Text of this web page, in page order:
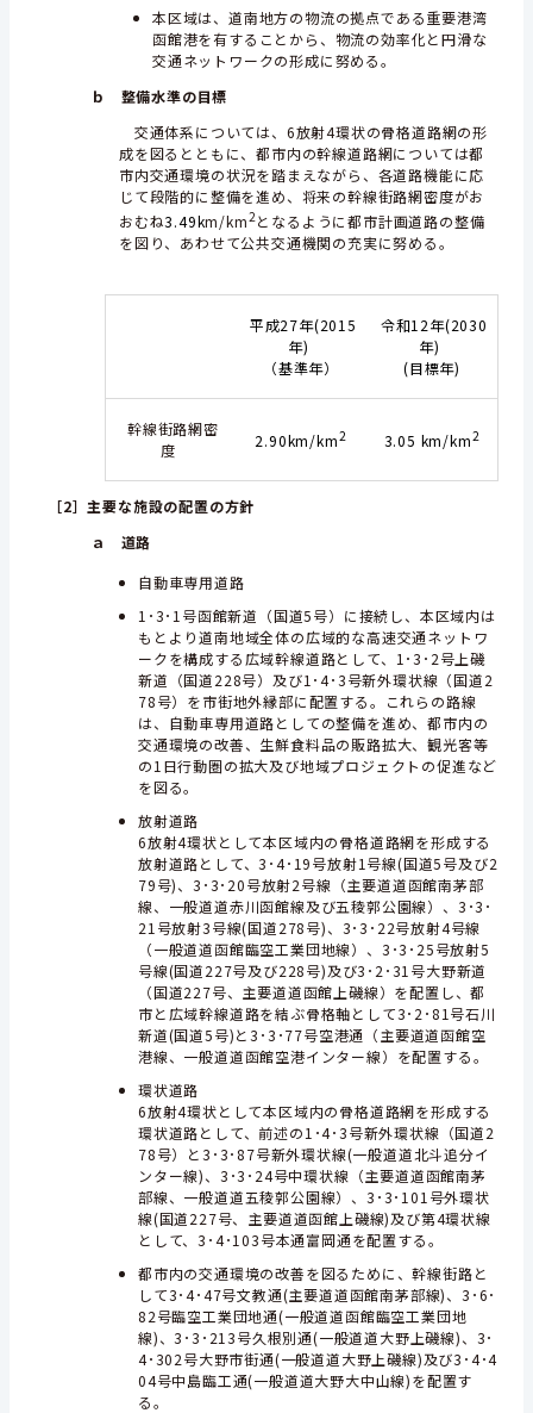
本区域は、道南地方の物流の拠点である重要港湾
函館港を有することから、物流の効率化と円滑な
交通ネットワークの形成に努める。
ｂ 整備水準の目標
交通体系については、6放射4環状の骨格道路網の形
成を図るとともに、都市内の幹線道路網については都
市内交通環境の状況を踏まえながら、各道路機能に応
じて段階的に整備を進め、将来の幹線街路網密度がお
おむね3.49km/km2 となるように都市計画道路の整備
を図り、あわせて公共交通機関の充実に努める。
平成27年(2015
年)
（基準年）
令和12年(2030
年)
(目標年)
幹線街路網密
度
2.90km/km2 3.05 km/km2
［2］ 主要な施設の配置の方針
ａ 道路
自動車専用道路
1･3･1号函館新道（国道5号）に接続し、本区域内は
もとより道南地域全体の広域的な高速交通ネットワ
ークを構成する広域幹線道路として、1･3･2号上磯
新道（国道228号）及び1･4･3号新外環状線（国道2
78号）を市街地外縁部に配置する。これらの路線
は、自動車専用道路としての整備を進め、都市内の
交通環境の改善、生鮮食料品の販路拡大、観光客等
の1日行動圏の拡大及び地域プロジェクトの促進など
を図る。
放射道路
6放射4環状として本区域内の骨格道路網を形成する
放射道路として、3･4･19号放射1号線(国道5号及び2
79号)、3･3･20号放射2号線（主要道道函館南茅部
線、一般道道赤川函館線及び五稜郭公園線）、3･3･
21号放射3号線(国道278号)、3･3･22号放射4号線
（一般道道函館臨空工業団地線）、3･3･25号放射5
号線(国道227号及び228号)及び3･2･31号大野新道
（国道227号、主要道道函館上磯線）を配置し、都
市と広域幹線道路を結ぶ骨格軸として3･2･81号石川
新道(国道5号)と3･3･77号空港通（主要道道函館空
港線、一般道道函館空港インター線）を配置する。
環状道路
6放射4環状として本区域内の骨格道路網を形成する
環状道路として、前述の1･4･3号新外環状線（国道2
78号）と3･3･87号新外環状線(一般道道北斗追分イ
ンター線)、3･3･24号中環状線（主要道道函館南茅
部線、一般道道五稜郭公園線）、3･3･101号外環状
線(国道227号、主要道道函館上磯線)及び第4環状線
として、3･4･103号本通富岡通を配置する。
都市内の交通環境の改善を図るために、幹線街路と
して3･4･47号文教通(主要道道函館南茅部線)、3･6･
82号臨空工業団地通(一般道道函館臨空工業団地
線)、3･3･213号久根別通(一般道道大野上磯線)、3･
4･302号大野市街通(一般道道大野上磯線)及び3･4･4
04号中島臨工通(一般道道大野大中山線)を配置す
る。